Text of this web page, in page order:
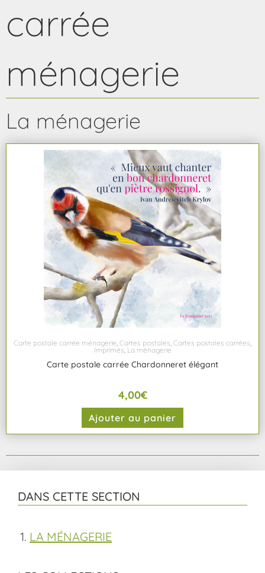
DANS CETTE SECTION
LA MÉNAGERIE
carrée
ménagerie
La ménagerie
Carte postale carrée ménagerie, Cartes postales, Cartes postales carrées,
Imprimés, La ménagerie
Carte postale carrée Chardonneret élégant
4,00€
Ajouter au panier